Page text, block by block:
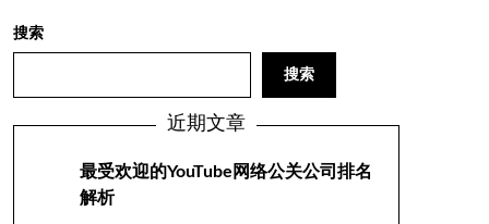
搜索
搜索
近期文章
最受欢迎的YouTube网络公关公司排名
解析